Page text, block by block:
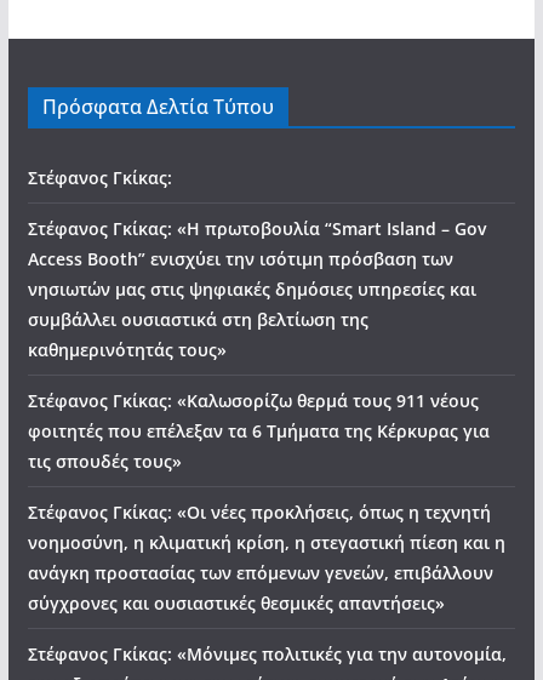
Πρόσφατα Δελτία Τύπου
Στέφανος Γκίκας:
Στέφανος Γκίκας: «Η πρωτοβουλία “Smart Island – Gov
Access Booth” ενισχύει την ισότιμη πρόσβαση των
νησιωτών μας στις ψηφιακές δημόσιες υπηρεσίες και
συμβάλλει ουσιαστικά στη βελτίωση της
καθημερινότητάς τους»
Στέφανος Γκίκας: «Καλωσορίζω θερμά τους 911 νέους
φοιτητές που επέλεξαν τα 6 Τμήματα της Κέρκυρας για
τις σπουδές τους»
Στέφανος Γκίκας: «Οι νέες προκλήσεις, όπως η τεχνητή
νοημοσύνη, η κλιματική κρίση, η στεγαστική πίεση και η
ανάγκη προστασίας των επόμενων γενεών, επιβάλλουν
σύγχρονες και ουσιαστικές θεσμικές απαντήσεις»
Στέφανος Γκίκας: «Μόνιμες πολιτικές για την αυτονομία,